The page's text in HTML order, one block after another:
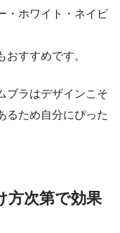
・ホワイト・ネイビ
すすめです。
ブラはデザインこそ
るため自分にぴった
方次第で効果